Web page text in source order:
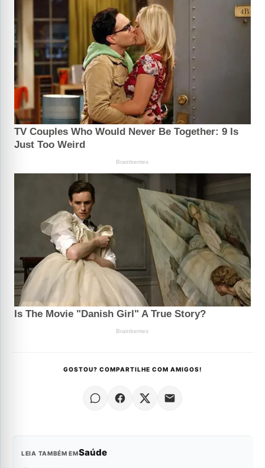
GOSTOU? COMPARTILHE COM AMIGOS!
LEIA TAMBÉM EMSaúde